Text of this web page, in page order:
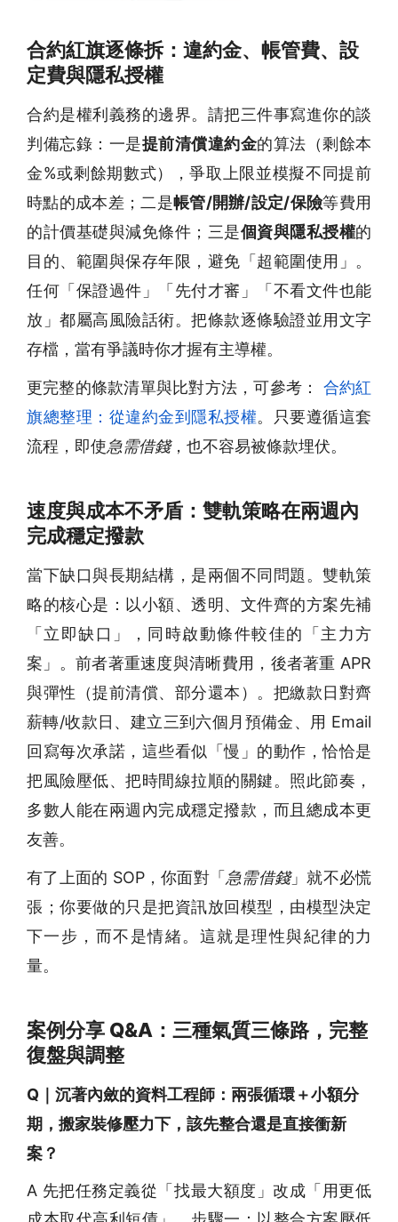
合約紅旗逐條拆：違約金、帳管費、設
定費與隱私授權
合約是權利義務的邊界。請把三件事寫進你的談
判備忘錄：一是提前清償違約金的算法（剩餘本
金%或剩餘期數式），爭取上限並模擬不同提前
時點的成本差；二是帳管/開辦/設定/保險等費用
的計價基礎與減免條件；三是個資與隱私授權的
目的、範圍與保存年限，避免「超範圍使用」。
任何「保證過件」「先付才審」「不看文件也能
放」都屬高風險話術。把條款逐條驗證並用文字
存檔，當有爭議時你才握有主導權。
更完整的條款清單與比對方法，可參考：
合約紅
旗總整理：從違約金到隱私授權。只要遵循這套
流程，即使急需借錢，也不容易被條款埋伏。
速度與成本不矛盾：雙軌策略在兩週內
完成穩定撥款
當下缺口與長期結構，是兩個不同問題。雙軌策
略的核心是：以小額、透明、文件齊的方案先補
「立即缺口」，同時啟動條件較佳的「主力方
案」。前者著重速度與清晰費用，後者著重 APR
與彈性（提前清償、部分還本）。把繳款日對齊
薪轉/收款日、建立三到六個月預備金、用 Email
回寫每次承諾，這些看似「慢」的動作，恰恰是
把風險壓低、把時間線拉順的關鍵。照此節奏，
多數人能在兩週內完成穩定撥款，而且總成本更
友善。
有了上面的 SOP，你面對「急需借錢」就不必慌
張；你要做的只是把資訊放回模型，由模型決定
下一步，而不是情緒。這就是理性與紀律的力
量。
案例分享 Q&A：三種氣質三條路，完整
復盤與調整
Q｜沉著內斂的資料工程師：兩張循環＋小額分
期，搬家裝修壓力下，該先整合還是直接衝新
案？
A 先把任務定義從「找最大額度」改成「用更低